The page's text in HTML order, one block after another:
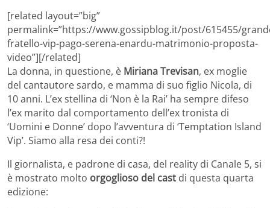
[related layout=”big”
permalink=”https://www.gossipblog.it/post/615455/
fratello-vip-pago-serena-enardu-matrimonio-proposta-
video”][/related]
La donna, in questione, è Miriana Trevisan, ex moglie
del cantautore sardo, e mamma di suo figlio Nicola, di
10 anni. L’ex stellina di ‘Non è la Rai’ ha sempre difeso
l’ex marito dal comportamento dell’ex tronista di
‘Uomini e Donne’ dopo l’avventura di ‘Temptation Island
Vip’. Siamo alla resa dei conti?!
Il giornalista, e padrone di casa, del reality di Canale 5, si
è mostrato molto orgoglioso del cast di questa quarta
edizione: